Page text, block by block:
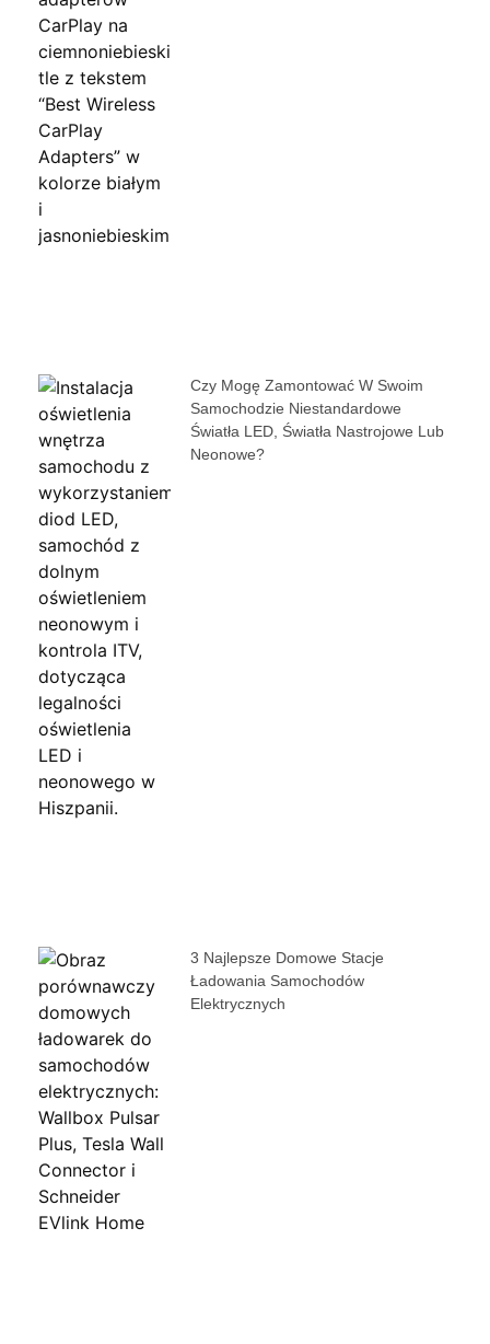
Czy Mogę Zamontować W Swoim
Samochodzie Niestandardowe
Światła LED, Światła Nastrojowe Lub
Neonowe?
3 Najlepsze Domowe Stacje
Ładowania Samochodów
Elektrycznych